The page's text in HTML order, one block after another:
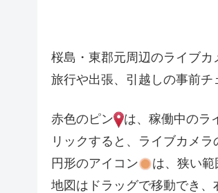
桜島・東郡元周辺のライブカ
旅行や出張、引越しの事前チ
赤色のピン は、稼働中のラ
リックすると、ライブカメラ
円形のアイコン
は、狭い
地図はドラッグで移動でき、